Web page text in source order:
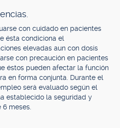
con cuidado en pacientes
ésta condiciona el
elevadas aun con dosis
con precaución en pacientes
éstos pueden afectar la función
en forma conjunta. Durante el
será evaluado según el
establecido la seguridad y
meses.